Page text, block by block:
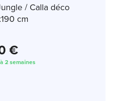
/ Calla déco
cm
€
2 semaines